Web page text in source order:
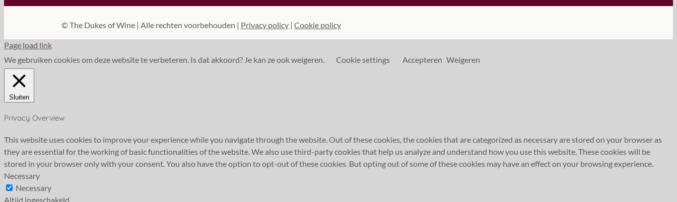
©The Dukes of Wine | Alle rechten voorbehouden | Privacy policy| Cookie policy
Page load link
We gebruiken cookies om deze website te verbeteren. Is dat akkoord? Je kan ze ook weigeren.
Cookie settings Accepteren Weigeren
Sluiten
Privacy Overview
This website uses cookies to improve your experience while you navigate through the website. Out of these cookies, the cookies that are categorized as necessary are stored on your browser as
they are essential for the working of basic functionalities of the website. We also use third-party cookies that help us analyze and understand how you use this website. These cookies will be
stored in your browser only with your consent. You also have the option to opt-out of these cookies. But opting out of some of these cookies may have an effect on your browsing experience.
Necessary
Necessary
Altijd ingeschakeld